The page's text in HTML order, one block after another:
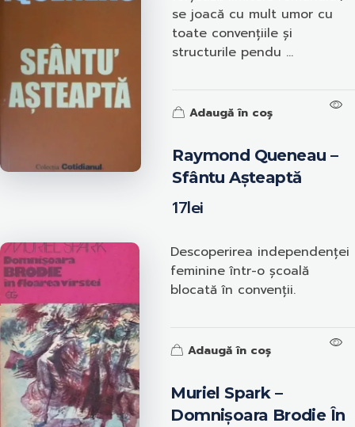
Raymond Queneau –
Sfântu Așteaptă
17lei
se joacă cu mult umor cu
toate convențiile și
structurile pendu ...
Adaugă în coș
Muriel Spark –
Domnișoara Brodie În
Descoperirea independenței
feminine într-o școală
blocată în convenții.
Adaugă în coș